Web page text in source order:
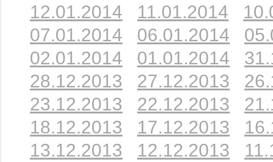
12.01.2014
11.01.2014
07.01.2014
06.01.2014
02.01.2014
01.01.2014
28.12.2013
27.12.2013
23.12.2013
22.12.2013
18.12.2013
17.12.2013
13.12.2013
12.12.2013